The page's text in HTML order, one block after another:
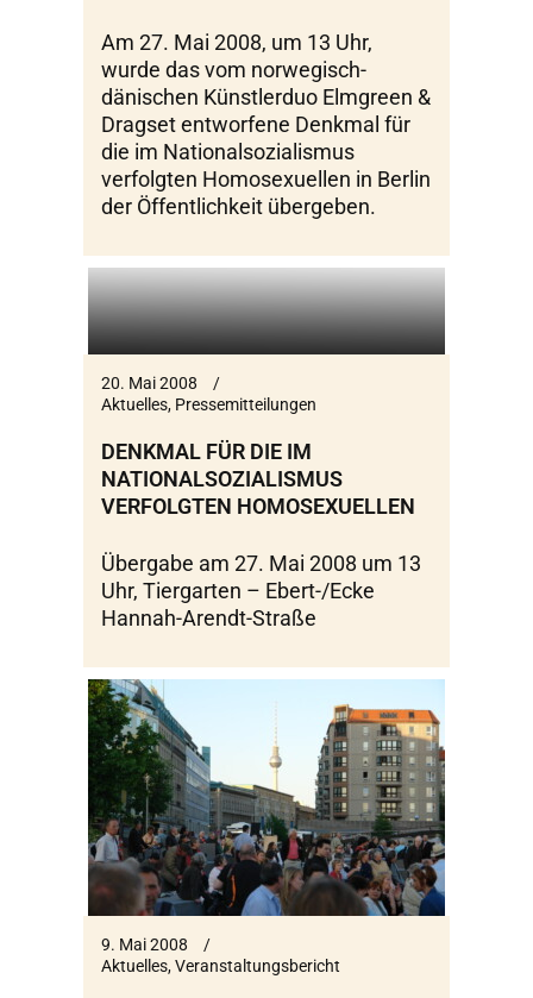
Am 27. Mai 2008, um 13 Uhr,
wurde das vom norwegisch-
dänischen Künstlerduo Elmgreen &
Dragset entworfene Denkmal für
die im Nationalsozialismus
verfolgten Homosexuellen in Berlin
der Öffentlichkeit übergeben.
20. Mai 2008
Aktuelles, Pressemitteilungen
DENKMAL FÜR DIE IM
NATIONALSOZIALISMUS
VERFOLGTEN HOMOSEXUELLEN
Übergabe am 27. Mai 2008 um 13
Uhr, Tiergarten – Ebert-/Ecke
Hannah-Arendt-Straße
9. Mai 2008
Aktuelles,Veranstaltungsbericht